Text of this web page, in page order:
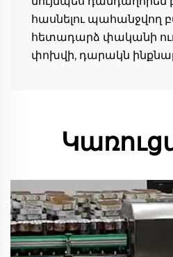
հասնելու պահանջվող
հետադարձ փականի
փոխվի, դարակն